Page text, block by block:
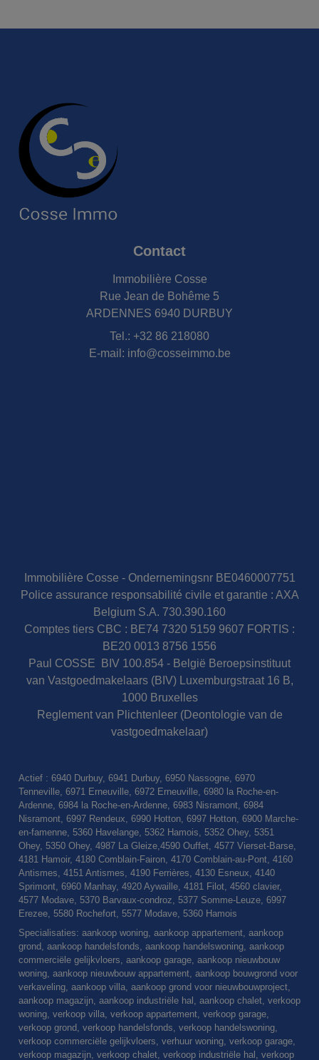
Contact
Immobilière Cosse
Rue Jean de Bohême 5
ARDENNES 6940 DURBUY
Tel.: +32 86 218080
E-mail: info@cosseimmo.be
Immobilière Cosse - Ondernemingsnr BE0460007751
Police assurance responsabilité civile et garantie : AXA
Belgium S.A. 730.390.160
Comptes tiers CBC : BE74 7320 5159 9607 FORTIS :
BE20 0013 8756 1556
Paul COSSE BIV 100.854 - België Beroepsinstituut
van Vastgoedmakelaars (BIV) Luxemburgstraat 16 B,
1000 Bruxelles
Reglement van Plichtenleer (Deontologie van de
vastgoedmakelaar)
Actief : 6940 Durbuy, 6941 Durbuy, 6950 Nassogne, 6970
Tenneville, 6971 Erneuville, 6972 Erneuville, 6980 la Roche-en-
Ardenne, 6984 la Roche-en-Ardenne, 6983 Nisramont, 6984
Nisramont, 6997 Rendeux, 6990 Hotton, 6997 Hotton, 6900 Marche-
en-famenne, 5360 Havelange, 5362 Hamois, 5352 Ohey, 5351
Ohey, 5350 Ohey, 4987 La Gleize,4590 Ouffet, 4577 Vierset-Barse,
4181 Hamoir, 4180 Comblain-Fairon, 4170 Comblain-au-Pont, 4160
Antismes, 4151 Antismes, 4190 Ferrières, 4130 Esneux, 4140
Sprimont, 6960 Manhay, 4920 Aywaille, 4181 Filot, 4560 clavier,
4577 Modave, 5370 Barvaux-condroz, 5377 Somme-Leuze, 6997
Erezee, 5580 Rochefort, 5577 Modave, 5360 Hamois
Specialisaties: aankoop woning, aankoop appartement, aankoop
grond, aankoop handelsfonds, aankoop handelswoning, aankoop
commerciële gelijkvloers, aankoop garage, aankoop nieuwbouw
woning, aankoop nieuwbouw appartement, aankoop bouwgrond voor
verkaveling, aankoop villa, aankoop grond voor nieuwbouwproject,
aankoop magazijn, aankoop industriële hal, aankoop chalet, verkoop
woning, verkoop villa, verkoop appartement, verkoop garage,
verkoop grond, verkoop handelsfonds, verkoop handelswoning,
verkoop commerciële gelijkvloers, verhuur woning, verkoop garage,
verkoop magazijn, verkoop chalet, verkoop industriële hal, verkoop